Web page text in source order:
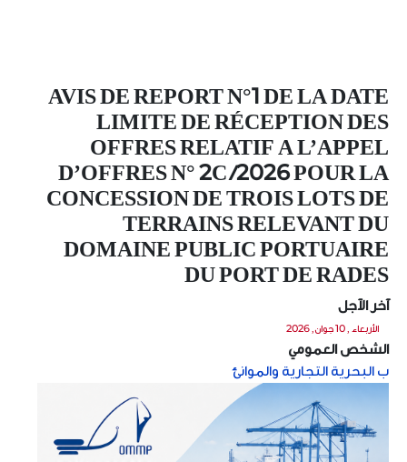
AVIS DE REPORT N°1 DE LA DATE
LIMITE DE RÉCEPTION DES
OFFRES RELATIF A L’APPEL
D’OFFRES N° 2C /2026 POUR LA
CONCESSION DE TROIS LOTS DE
TERRAINS RELEVANT DU
DOMAINE PUBLIC PORTUAIRE
DU PORT DE RADES
آخر الآجل
الأربعاء , 10 جوان, 2026
الشخص العمومي
ب البحرية التجارية والموانئ